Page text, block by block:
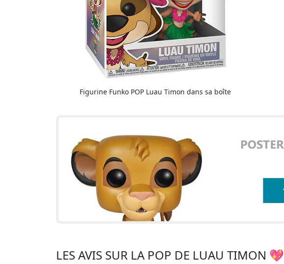
Figurine Funko POP Luau Timon dans sa boîte
LES AVIS SUR LA POP DE LUAU TIMON 💖